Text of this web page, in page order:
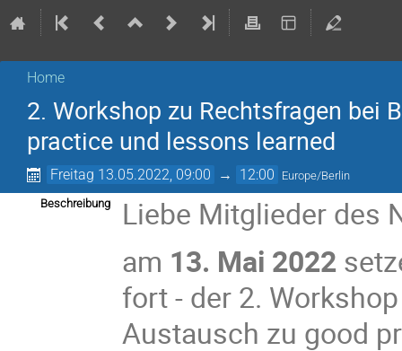
Home
2. Workshop zu Rechtsfragen bei
practice und lessons learned
Freitag 13.05.2022, 09:00 → 12:00 Europe/Berlin
Beschreibung
Liebe Mitglieder des
am 13. Mai 2022
fort - der 2.
Austausch zu good